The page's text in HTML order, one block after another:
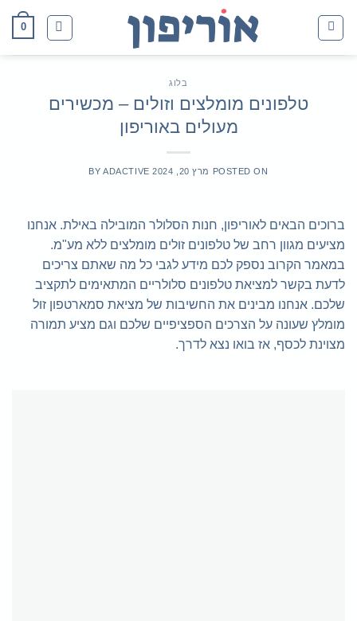
0
בלוג
טלפונים מומלצים וזולים – מכשירים
מעולים באוריפון
POSTED ON מרץ 20, 2024 BYADACTIVE
ברוכים הבאים לאוריפון, חנות הסלולר המובילה באילת. אנחנו
מציעים מגוון רחב של טלפונים זולים מומלצים ללא מע"מ.
במאמר הקרוב נספק לכם מידע לגבי כל מה שאתם צריכים
לדעת בקשר למציאת טלפונים סלולריים המתאימים לתקציב
שלכם. אנחנו מבינים את החשיבות של מציאת סמארטפון זול
מומלץ שעונה על הצרכים הספציפיים שלכם וגם מציע תמורה
מצוינת לכסף, אז בואו נצא לדרך.